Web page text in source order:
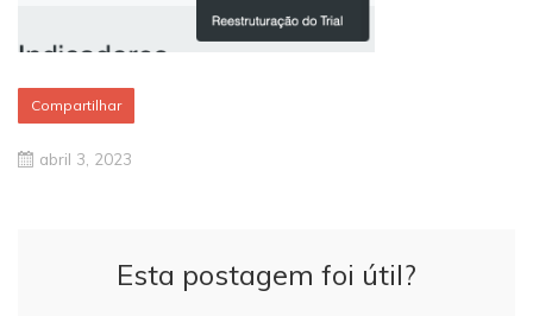
Compartilhar
abril 3, 2023
Esta postagem foi útil?